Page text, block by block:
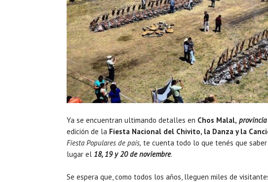
Ya se encuentran ultimando detalles en Chos Malal,
edición de la Fiesta Nacional del Chivito, la Danza y la
Fiesta Populares de país, te cuenta todo lo que tenés que
lugar el 18, 19 y 20 de noviembre.
Se espera que, como todos los años, lleguen miles de